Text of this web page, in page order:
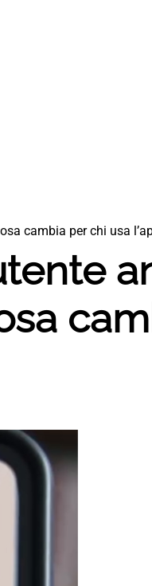
cambia per chi usa